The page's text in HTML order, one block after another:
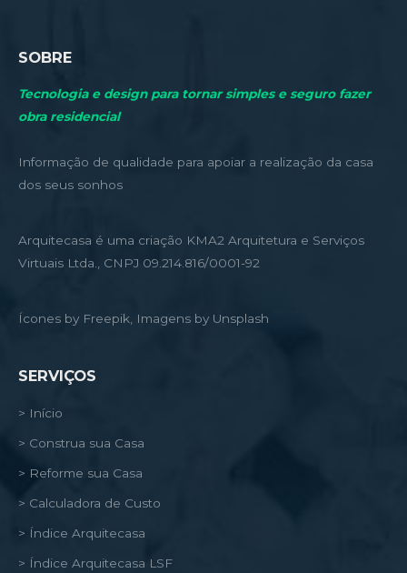
SOBRE
Tecnologia e design para tornar simples e seguro fazer
obra residencial
Informação de qualidade para apoiar a realização da casa
dos seus sonhos
Arquitecasa é uma criação KMA2 Arquitetura e Serviços
Virtuais Ltda., CNPJ 09.214.816/0001-92
Ícones by Freepik, Imagens by Unsplash
SERVIÇOS
> Início
> Construa sua Casa
> Reforme sua Casa
> Calculadora de Custo
> Índice Arquitecasa
> Índice Arquitecasa LSF